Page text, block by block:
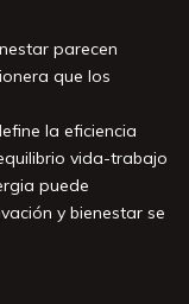
parecen
que los
la eficiencia
vida-trabajo
puede
y bienestar se